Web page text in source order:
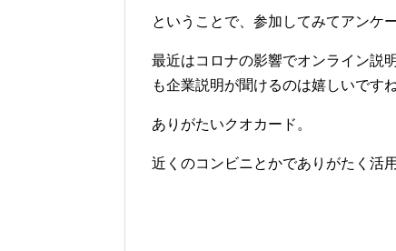
ということで、参加してみてアンケ
最近はコロナの影響でオンライン説
も企業説明が聞けるのは嬉しいです
ありがたいクオカード。
近くのコンビニとかでありがたく活